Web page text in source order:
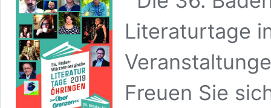
Literaturtage
Freuen Sie